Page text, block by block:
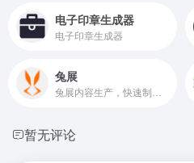
电子印章生成器
电子印章生成器
兔展
暂无评论